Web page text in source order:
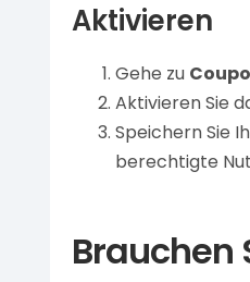
Aktivieren
Gehe zu
Aktivieren Sie
Speichern Sie
berechtigte
Brauchen